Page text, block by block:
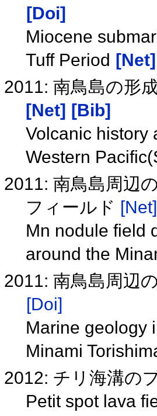
[Doi]
Miocene
Tuff Period [Net]
2011: 南鳥島の形
[Net] [Bib]
Volcanic history
Western
2011: 南鳥島周辺
フィールド [Net]
Mn nodule field
around the
2011: 南鳥島周辺
[Doi]
Marine geology
Minami
2012: チリ海溝の
Petit spot lava